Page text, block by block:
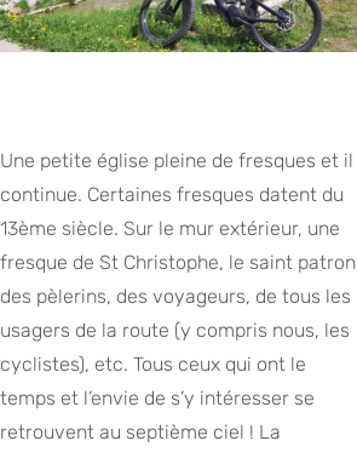
Une petite église pleine de fresques et il
continue. Certaines fresques datent du
13ème siècle. Sur le mur extérieur, une
fresque de St Christophe, le saint patron
des pèlerins, des voyageurs, de tous les
usagers de la route (y compris nous, les
cyclistes), etc. Tous ceux qui ont le
temps et l’envie de s’y intéresser se
retrouvent au septième ciel ! La